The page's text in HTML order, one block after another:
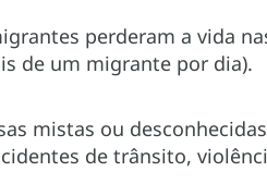
perderam a vida
de um migrante por dia).
mistas ou
de trânsito,